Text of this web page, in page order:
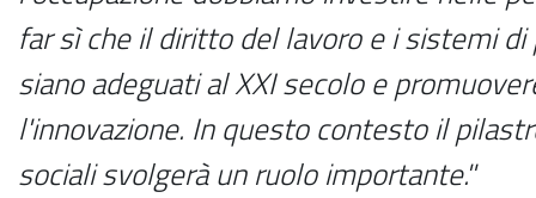
far sì che il diritto del lavoro e i sistemi
siano adeguati al XXI secolo e
l'innovazione. In questo contesto il
sociali svolgerà un ruolo importante."